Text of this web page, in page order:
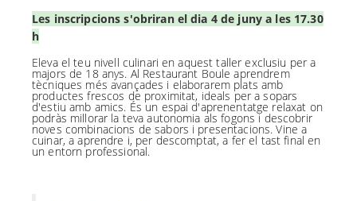
Les inscripcions s'obriran el dia 4 de juny a les 17.30
h
Eleva el teu nivell culinari en aquest taller exclusiu per a
majors de 18 anys. Al Restaurant Boule aprendrem
tècniques més avançades i elaborarem plats amb
productes frescos de proximitat, ideals per a sopars
d'estiu amb amics. És un espai d'aprenentatge relaxat on
podràs millorar la teva autonomia als fogons i descobrir
noves combinacions de sabors i presentacions. Vine a
cuinar, a aprendre i, per descomptat, a fer el tast final en
un entorn professional.